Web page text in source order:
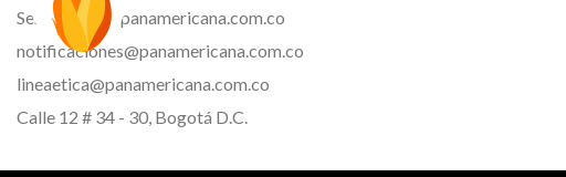
Servicliente@panamericana.com.co
notificaciones@panamericana.com.co
lineaetica@panamericana.com.co
Calle 12 # 34 - 30, Bogotá D.C.